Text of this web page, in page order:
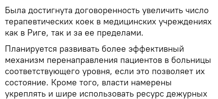
Была достигнута договоренность увеличить число
терапевтических коек в медицинских учреждениях
как в Риге, так и за ее пределами.
Планируется развивать более эффективный
механизм перенаправления пациентов в больницы
соответствующего уровня, если это позволяет их
состояние. Кроме того, власти намерены
укреплять и шире использовать ресурс дежурных